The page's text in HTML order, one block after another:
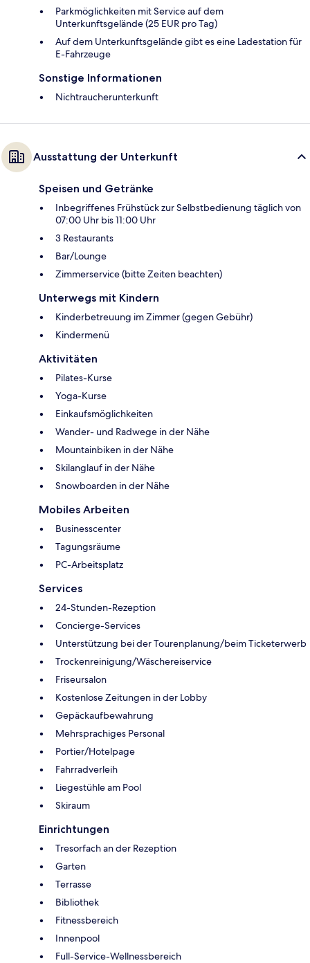
Parkmöglichkeiten mit Service auf dem
Unterkunftsgelände (25 EUR pro Tag)
Auf dem Unterkunftsgelände gibt es eine Ladestation für
E-Fahrzeuge
Sonstige Informationen
Nichtraucherunterkunft
Ausstattung der Unterkunft
Speisen und Getränke
Inbegriffenes Frühstück zur Selbstbedienung täglich von
07:00 Uhr bis 11:00 Uhr
3 Restaurants
Bar/Lounge
Zimmerservice (bitte Zeiten beachten)
Unterwegs mit Kindern
Kinderbetreuung im Zimmer (gegen Gebühr)
Kindermenü
Aktivitäten
Pilates-Kurse
Yoga-Kurse
Einkaufsmöglichkeiten
Wander- und Radwege in der Nähe
Mountainbiken in der Nähe
Skilanglauf in der Nähe
Snowboarden in der Nähe
Mobiles Arbeiten
Businesscenter
Tagungsräume
PC-Arbeitsplatz
Services
24-Stunden-Rezeption
Concierge-Services
Unterstützung bei der Tourenplanung/beim Ticketerwerb
Trockenreinigung/Wäschereiservice
Friseursalon
Kostenlose Zeitungen in der Lobby
Gepäckaufbewahrung
Mehrsprachiges Personal
Portier/Hotelpage
Fahrradverleih
Liegestühle am Pool
Skiraum
Einrichtungen
Tresorfach an der Rezeption
Garten
Terrasse
Bibliothek
Fitnessbereich
Innenpool
Full-Service-Wellnessbereich